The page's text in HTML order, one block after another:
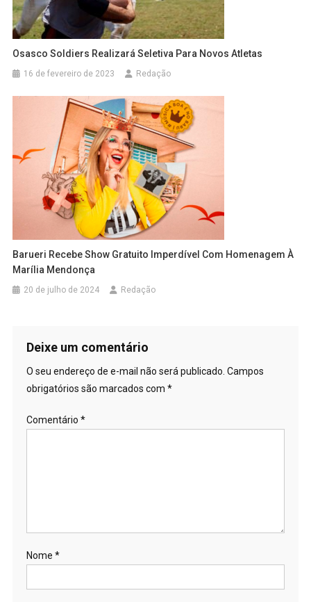
Osasco Soldiers Realizará Seletiva Para Novos Atletas
16 de fevereiro de 2023 Redação
Barueri Recebe Show Gratuito Imperdível Com Homenagem À
Marília Mendonça
20 de julho de 2024 Redação
Deixe um comentário
O seu endereço de e-mail não será publicado. Campos
obrigatórios são marcados com *
Comentário *
Nome *